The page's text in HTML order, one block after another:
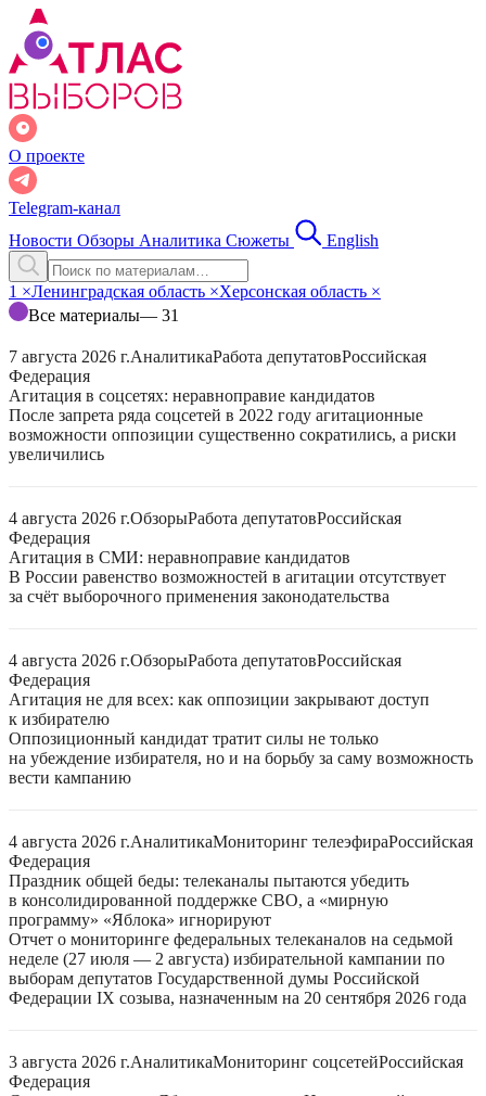
О проекте
Telegram-канал
Новости Обзоры Аналитика Сюжеты English
1 ×Ленинградская область ×Херсонская область ×
Все материалы— 31
7 августа 2026 г.АналитикаРабота депутатовРоссийская
Федерация
Агитация в соцсетях: неравноправие кандидатов
После запрета ряда соцсетей в 2022 году агитационные
возможности оппозиции существенно сократились, а риски
увеличились
4 августа 2026 г.ОбзорыРабота депутатовРоссийская
Федерация
Агитация в СМИ: неравноправие кандидатов
В России равенство возможностей в агитации отсутствует
за счёт выборочного применения законодательства
4 августа 2026 г.ОбзорыРабота депутатовРоссийская
Федерация
Агитация не для всех: как оппозиции закрывают доступ
к избирателю
Оппозиционный кандидат тратит силы не только
на убеждение избирателя, но и на борьбу за саму возможность
вести кампанию
4 августа 2026 г.АналитикаМониторинг телеэфираРоссийская
Федерация
Праздник общей беды: телеканалы пытаются убедить
в консолидированной поддержке СВО, а «мирную
программу» «Яблока» игнорируют
Отчет о мониторинге федеральных телеканалов на седьмой
неделе (27 июля — 2 августа) избирательной кампании по
выборам депутатов Государственной думы Российской
Федерации IX созыва, назначенным на 20 сентября 2026 года
3 августа 2026 г.АналитикаМониторинг соцсетейРоссийская
Федерация